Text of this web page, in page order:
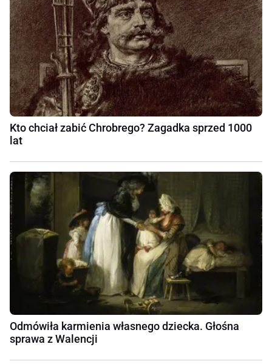
Kto chciał zabić Chrobrego? Zagadka sprzed 1000
lat
Odmówiła karmienia własnego dziecka. Głośna
sprawa z Walencji